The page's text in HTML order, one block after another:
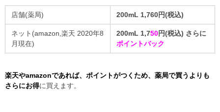
店舗(薬局) 200mL 1,760円(税込)
ネット(amazon,楽天 2020年8
月現在)
200mL 1,750円(税込) さらに
ポイントバック
楽天やamazonであれば、ポイントがつくため、薬局で買うよりも
さらにお得に買えます。